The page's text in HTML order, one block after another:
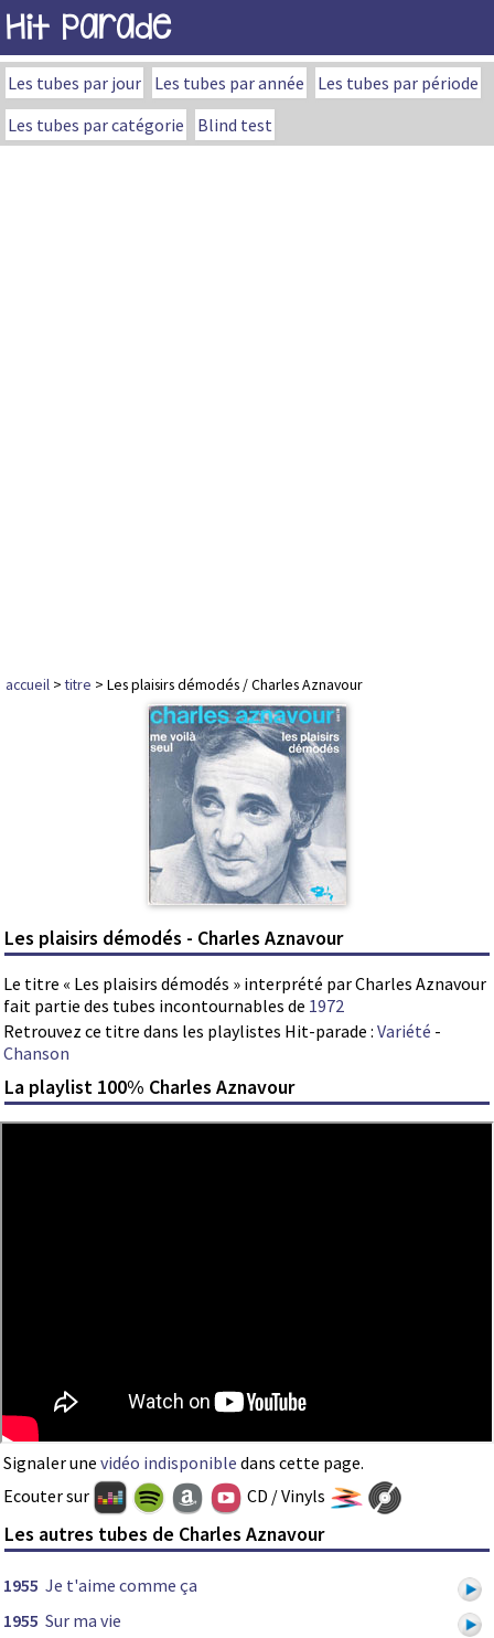
Hit Parade
Les tubes par jour Les tubes par année
Les tubes par période
Les tubes par catégorie
Blind test
accueil >titre > Les plaisirs démodés / Charles Aznavour
Les plaisirs démodés - Charles Aznavour
Le titre « Les plaisirs démodés » interprété par Charles Aznavour
fait partie des tubes incontournables de 1972
Retrouvez ce titre dans les playlistes Hit-parade : Variété -
Chanson
La playlist 100% Charles Aznavour
Signaler une vidéo indisponible dans cette page.
Ecouter sur
CD / Vinyls
Les autres tubes de Charles Aznavour
1955 Je t'aime comme ça
1955 Sur ma vie